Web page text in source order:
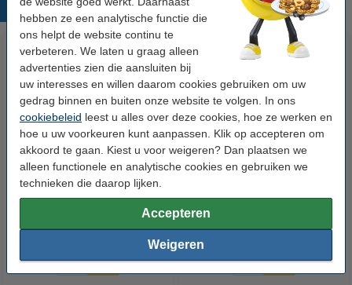
hebben ze een analytische functie die
ons helpt de website continu te
verbeteren. We laten u graag alleen
advertenties zien die aansluiten bij
uw interesses en willen daarom cookies gebruiken om uw
gedrag binnen en buiten onze website te volgen. In ons
cookiebeleid leest u alles over deze cookies, hoe ze werken en
hoe u uw voorkeuren kunt aanpassen. Klik op accepteren om
akkoord te gaan. Kiest u voor weigeren? Dan plaatsen we
alleen functionele en analytische cookies en gebruiken we
technieken die daarop lijken.
Accepteren
Weigeren
Populaire producten
123accu Xtreme Power MN1500
Penlite AA batterij 24 stuks
123inkt kopieerpapier 1 pak van
500 vellen A4 - 80 g/m²